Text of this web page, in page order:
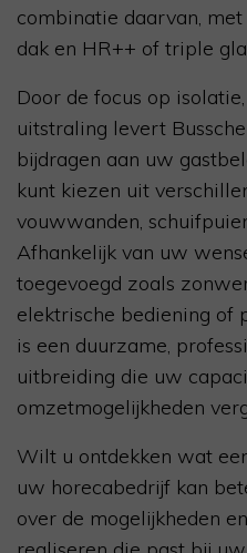
combinatie daarvan,
dak en HR++ of triple
Door de focus op
uitstraling levert
bijdragen aan uw
kunt kiezen uit
vouwwanden,
Afhankelijk van uw
toegevoegd zoals
elektrische bediening of
is een duurzame,
uitbreiding die uw
omzetmogelijkheden
Wilt u ontdekken wat
uw horecabedrijf kan
over de mogelijkheden en